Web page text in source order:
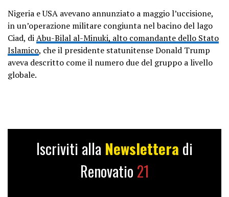
Nigeria e USA avevano annunziato a maggio l’uccisione,
in un’operazione militare congiunta nel bacino del lago
Ciad, diAbu-Bilal al-Minuki, alto comandante dello Stato
Islamico, che il presidente statunitense Donald Trump
aveva descritto come il numero due del gruppo a livello
globale.
Iscriviti alla Newslettera di
Renovatio 21